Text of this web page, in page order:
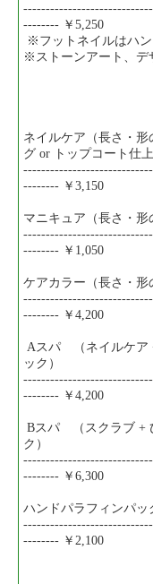
-------- ￥5,250
※フットネイルはハ
※ストーンアート、デ
ネイルケア（長さ・
グ or トップコート仕
-------- ￥3,150
マニキュア（長さ・
-------- ￥1,050
ケアカラー（長さ・
-------- ￥4,200
Aスパ （ネイルケア
ック）
-------- ￥4,200
Bスパ （スクラブ +
ク）
-------- ￥6,300
ハンドパラフィンパッ
-------- ￥2,100